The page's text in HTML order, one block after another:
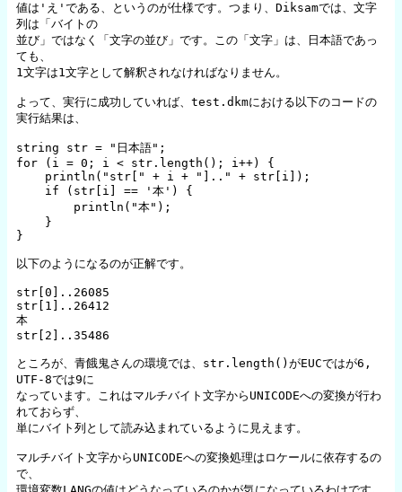
値は'え'である、というのが仕様です。つまり、Diksamでは、文字
列は「バイトの
並び」ではなく「文字の並び」です。この「文字」は、日本語であっ
ても、
1文字は1文字として解釈されなければなりません。
よって、実行に成功していれば、test.dkmにおける以下のコードの
実行結果は、
string str = "日本語";
for (i = 0; i < str.length(); i++) {
}
以下のようになるのが正解です。
str[0]..26085
str[1]..26412
本
str[2]..35486
ところが、青餓鬼さんの環境では、str.length()がEUCではが6,
UTF-8では9に
なっています。これはマルチバイト文字からUNICODEへの変換が行わ
れておらず、
単にバイト列として読み込まれているように見えます。
マルチバイト文字からUNICODEへの変換処理はロケールに依存するの
で、